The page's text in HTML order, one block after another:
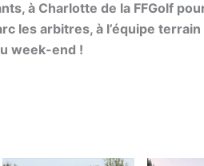
à Charlotte de la FFGolf
les arbitres, à l’équipe
week-end !